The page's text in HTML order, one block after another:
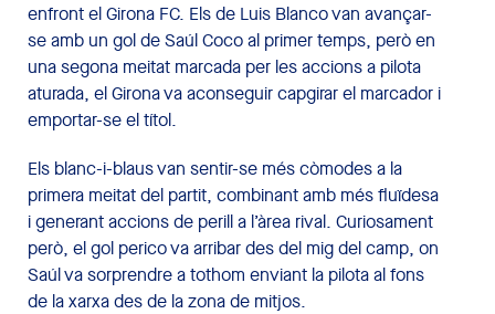
enfront el Girona FC. Els de Luis Blanco van avançar-
se amb un gol de Saúl Coco al primer temps, però en
una segona meitat marcada per les accions a pilota
aturada, el Girona va aconseguir capgirar el marcador i
emportar-se el títol.
Els blanc-i-blaus van sentir-se més còmodes a la
primera meitat del partit, combinant amb més fluïdesa
i generant accions de perill a l’àrea rival. Curiosament
però, el gol perico va arribar des del mig del camp, on
Saúl va sorprendre a tothom enviant la pilota al fons
de la xarxa des de la zona de mitjos.